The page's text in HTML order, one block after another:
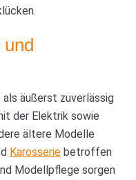
äußerst zuverlässig
der Elektrik sowie
ältere Modelle
Karosseriebetroffen
Modellpflege sorgen